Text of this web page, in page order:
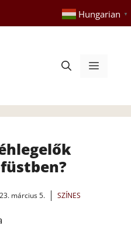
Hungarian ▼
Menü
március 5. SZÍNES